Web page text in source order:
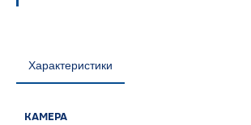
Характеристики
КАМЕРА